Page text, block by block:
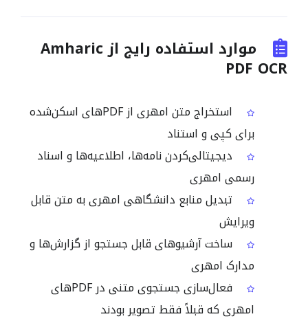
موارد استفاده رایج از Amharic
PDF OCR
استخراج متن امهری از PDFهای اسکن‌شده
برای کپی و استناد
دیجیتالی‌کردن نامه‌ها، اطلاعیه‌ها و اسناد
رسمی امهری
تبدیل منابع دانشگاهی امهری به متن قابل
ویرایش
ساخت آرشیوهای قابل جستجو از گزارش‌ها و
مدارک امهری
فعال‌سازی جستجوی متنی در PDFهای
امهری که قبلاً فقط تصویر بودند